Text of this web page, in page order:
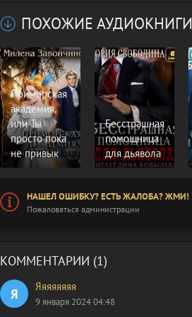
ПОХОЖИЕ АУДИОКНИГИ
Приморская
академия,
или Ты
просто пока
не привык
Бесстрашная
помощница
для дьявола
НАШЕЛ ОШИБКУ? ЕСТЬ ЖАЛОБА? ЖМИ!
Пожаловаться администрации
КОММЕНТАРИИ (1)
Я Яяяяяяяя
9 января 2024 04:48